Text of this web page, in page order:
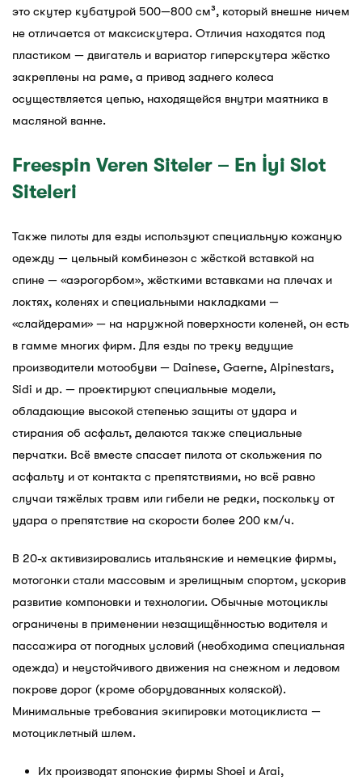
это скутер кубатурой 500—800 см³, который внешне ничем
не отличается от максискутера. Отличия находятся под
пластиком — двигатель и вариатор гиперскутера жёстко
закреплены на раме, а привод заднего колеса
осуществляется цепью, находящейся внутри маятника в
масляной ванне.
Freespin Veren Siteler – En İyi Slot
Siteleri
Также пилоты для езды используют специальную кожаную
одежду — цельный комбинезон с жёсткой вставкой на
спине — «аэрогорбом», жёсткими вставками на плечах и
локтях, коленях и специальными накладками —
«слайдерами» — на наружной поверхности коленей, он есть
в гамме многих фирм. Для езды по треку ведущие
производители мотообуви — Dainese, Gaerne, Alpinestars,
Sidi и др. — проектируют специальные модели,
обладающие высокой степенью защиты от удара и
стирания об асфальт, делаются также специальные
перчатки. Всё вместе спасает пилота от скольжения по
асфальту и от контакта с препятствиями, но всё равно
случаи тяжёлых травм или гибели не редки, поскольку от
удара о препятствие на скорости более 200 км/ч.
В 20-х активизировались итальянские и немецкие фирмы,
мотогонки стали массовым и зрелищным спортом, ускорив
развитие компоновки и технологии. Обычные мотоциклы
ограничены в применении незащищённостью водителя и
пассажира от погодных условий (необходима специальная
одежда) и неустойчивого движения на снежном и ледовом
покрове дорог (кроме оборудованных коляской).
Минимальные требования экипировки мотоциклиста —
мотоциклетный шлем.
Их производят японские фирмы Shoei и Arai,